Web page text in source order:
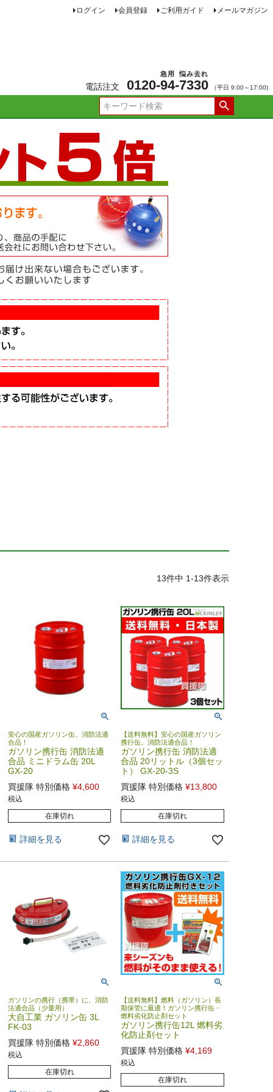
ログイン 会員登録 ご利用ガイド メールマガジン
電話注文 0120-94
急用
-7330
悩み去れ
（平日 9:00～17:00)
13件中 1-13件表示
安心の国産ガソリン缶。消防法適
合品！
ガソリン携行缶 消防法適
合品 ミニドラム缶 20L
GX-20
買援隊 特別価格 ¥4,600
税込
在庫切れ
詳細を見る
【送料無料】安心の国産ガソリン
携行缶。消防法適合品！
ガソリン携行缶 消防法適
合品 20リットル（3個セッ
ト） GX-20-3S
買援隊 特別価格 ¥13,800
税込
在庫切れ
詳細を見る
ガソリンの携行（携帯）に。消防
法適合品（少量用）
大自工業 ガソリン缶 3L
FK-03
買援隊 特別価格 ¥2,860
税込
在庫切れ
【送料無料】燃料（ガソリン）長
期保管に最適！ガソリン携行缶・
燃料劣化防止剤セット
ガソリン携行缶12L 燃料劣
化防止剤セット
買援隊 特別価格 ¥4,169
税込
在庫切れ